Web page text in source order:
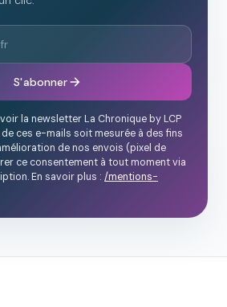
S'abonner
la newsletter La Chronique by LCP
ces e-mails soit mesurée à des fins
de nos envois (pixel de
ce consentement à tout moment via
En savoir plus : /mentions-